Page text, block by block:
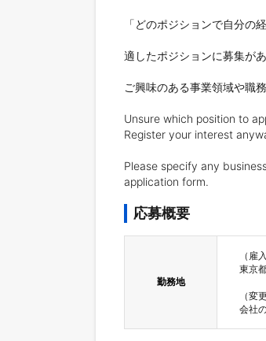
「どのポジションで自分の
適したポジションに募集が
ご興味のある事業領域や職
Unsure which position to
Register your interest
Please specify any
application form.
応募概要
勤務地
（雇
東京
（変
会社